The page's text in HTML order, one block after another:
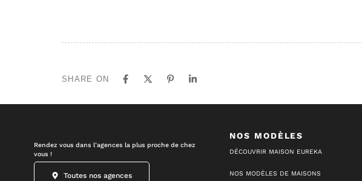
SHARE ON
Rendez vous dans l’agences la plus proche de chez
vous !
Toutes nos agences
NOS MODÈLES
DÉCOUVRIR MAISON EUREKA
NOS MODÈLES DE MAISONS